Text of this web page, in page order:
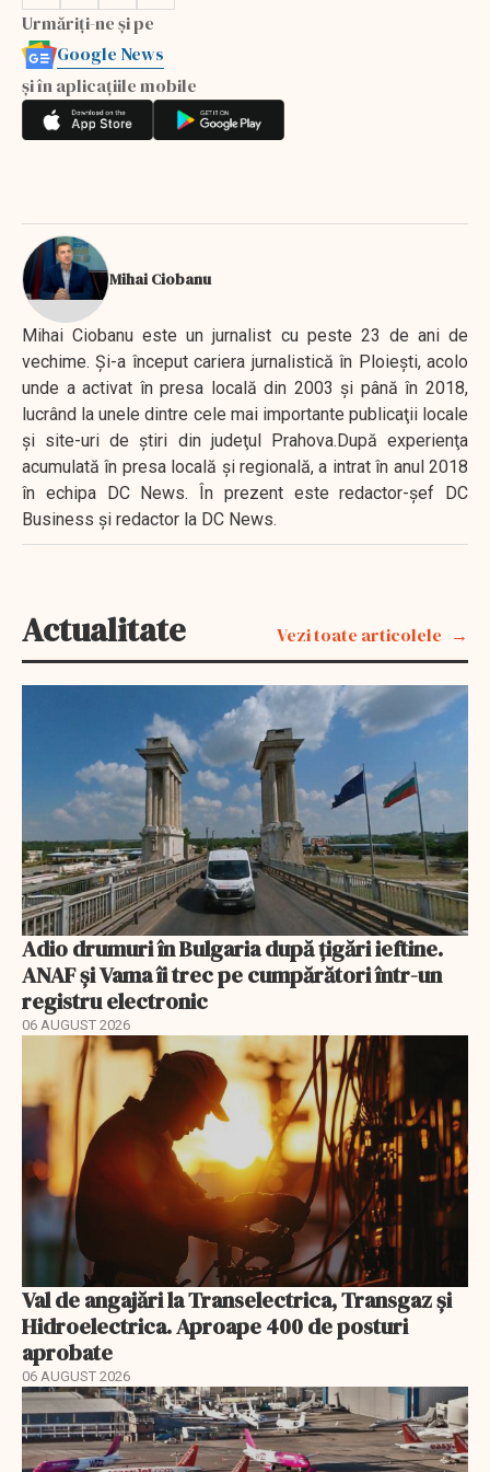
Urmăriți-ne și pe
Google News
și în aplicațiile mobile
Mihai Ciobanu
Mihai Ciobanu este un jurnalist cu peste 23 de ani de
vechime. Şi-a început cariera jurnalistică în Ploieşti, acolo
unde a activat în presa locală din 2003 şi până în 2018,
lucrând la unele dintre cele mai importante publicaţii locale
şi site-uri de ştiri din judeţul Prahova.După experienţa
acumulată în presa locală şi regională, a intrat în anul 2018
în echipa DC News. În prezent este redactor-şef DC
Business şi redactor la DC News.
Actualitate Vezi toate articolele
Adio drumuri în Bulgaria după țigări ieftine.
ANAF și Vama îi trec pe cumpărători într-un
registru electronic
06 AUGUST 2026
Val de angajări la Transelectrica, Transgaz și
Hidroelectrica. Aproape 400 de posturi
aprobate
06 AUGUST 2026